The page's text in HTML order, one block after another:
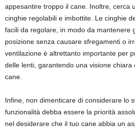
appesantire troppo il cane. Inoltre, cerca
cinghie regolabili e imbottite. Le cinghie
facili da regolare, in modo da mantenere
posizione senza causare sfregamenti o
ventilazione è altrettanto importante per
delle lenti, garantendo una visione
cane.
Infine, non dimenticare di considerare lo
funzionalità debba essere la priorità
nel desiderare che il tuo cane abbia un